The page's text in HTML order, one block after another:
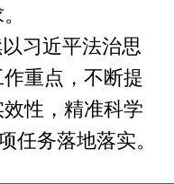
习近平法治思
重点，不断提
性，精准科学
任务落地落实。